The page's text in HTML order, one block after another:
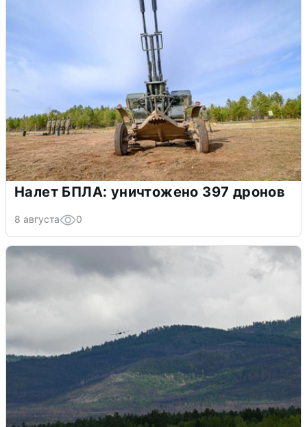
Налет БПЛА: уничтожено 397 дронов
8 августа 0